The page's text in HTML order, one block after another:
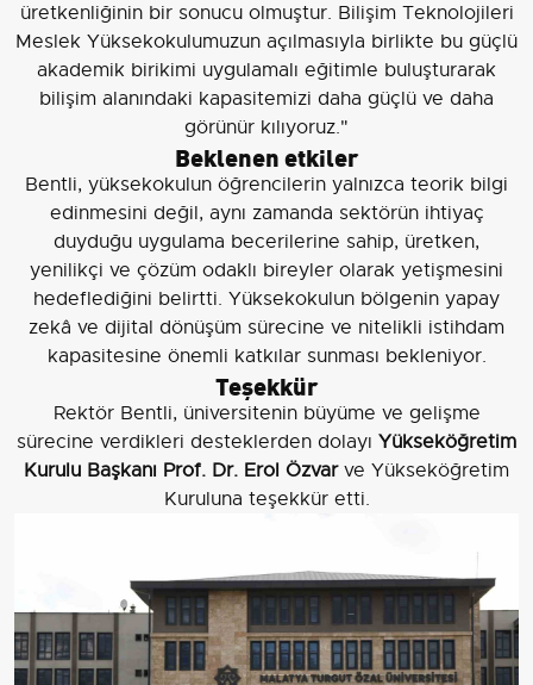
üretkenliğinin bir sonucu olmuştur. Bilişim Teknolojileri
Meslek Yüksekokulumuzun açılmasıyla birlikte bu güçlü
akademik birikimi uygulamalı eğitimle buluşturarak
bilişim alanındaki kapasitemizi daha güçlü ve daha
görünür kılıyoruz."
Beklenen etkiler
Bentli, yüksekokulun öğrencilerin yalnızca teorik bilgi
edinmesini değil, aynı zamanda sektörün ihtiyaç
duyduğu uygulama becerilerine sahip, üretken,
yenilikçi ve çözüm odaklı bireyler olarak yetişmesini
hedeflediğini belirtti. Yüksekokulun bölgenin yapay
zekâ ve dijital dönüşüm sürecine ve nitelikli istihdam
kapasitesine önemli katkılar sunması bekleniyor.
Teşekkür
Rektör Bentli, üniversitenin büyüme ve gelişme
sürecine verdikleri desteklerden dolayı Yükseköğretim
Kurulu Başkanı Prof. Dr. Erol Özvarve Yükseköğretim
Kuruluna teşekkür etti.